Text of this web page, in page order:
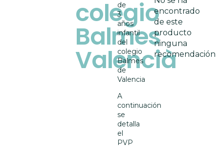
colegio
Balmes
Valencià
de
3
años
infantil
del
colegio
Balmes
de
Valencia
A
continuación
se
detalla
el
PVP
encontrado
de este
producto
ninguna
recomendación